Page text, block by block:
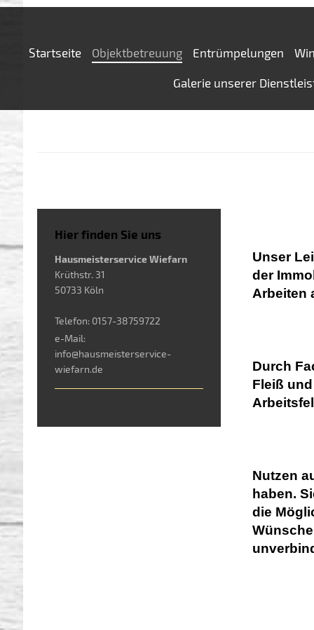
Startseite Objektbetreuung Entrümpelungen
Galerie unserer
Unser
der
Arbeiten
Durch
Fleiß
Nutzen
haben.
die
Hier finden Sie uns
Hausmeisterservice Wiefarn
Krüthstr. 31
50733 Köln
Telefon: 0157-38759722
e-Mail:
info@hausmeisterservice-
wiefarn.de